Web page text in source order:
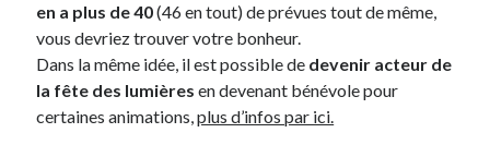
en a plus de 40(46 en tout) de prévues tout de même,
vous devriez trouver votre bonheur.
Dans la même idée, il est possible de devenir acteur de
la fête des lumières en devenant bénévole pour
certaines animations,plus d’infos par ici.